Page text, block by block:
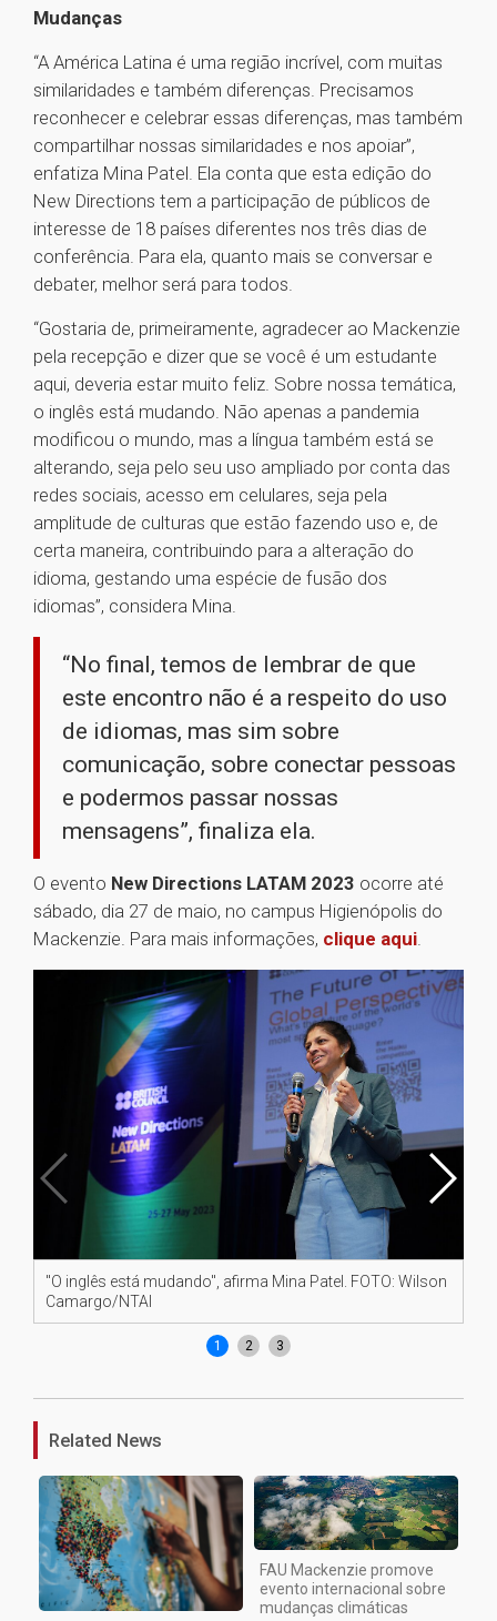
Mudanças
“A América Latina é uma região incrível, com muitas
similaridades e também diferenças. Precisamos
reconhecer e celebrar essas diferenças, mas também
compartilhar nossas similaridades e nos apoiar”,
enfatiza Mina Patel. Ela conta que esta edição do
New Directions tem a participação de públicos de
interesse de 18 países diferentes nos três dias de
conferência. Para ela, quanto mais se conversar e
debater, melhor será para todos.
“Gostaria de, primeiramente, agradecer ao Mackenzie
pela recepção e dizer que se você é um estudante
aqui, deveria estar muito feliz. Sobre nossa temática,
o inglês está mudando. Não apenas a pandemia
modificou o mundo, mas a língua também está se
alterando, seja pelo seu uso ampliado por conta das
redes sociais, acesso em celulares, seja pela
amplitude de culturas que estão fazendo uso e, de
certa maneira, contribuindo para a alteração do
idioma, gestando uma espécie de fusão dos
idiomas”, considera Mina.
“No final, temos de lembrar de que
este encontro não é a respeito do uso
de idiomas, mas sim sobre
comunicação, sobre conectar pessoas
e podermos passar nossas
mensagens”, finaliza ela.
O evento New Directions LATAM 2023 ocorre até
sábado, dia 27 de maio, no campus Higienópolis do
Mackenzie. Para mais informações, clique aqui.
"O inglês está mudando", afirma Mina Patel. FOTO: Wilson
Camargo/NTAI
1 2 3
Related News
FAU Mackenzie promove
evento internacional sobre
mudanças climáticas